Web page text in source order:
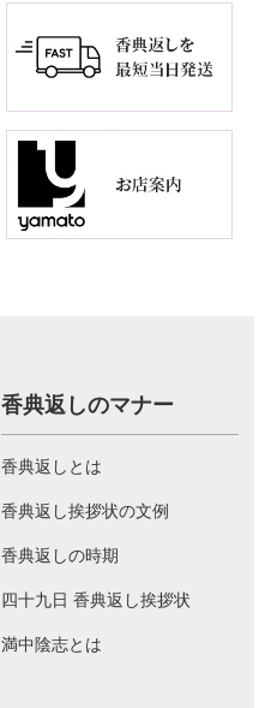
香典返しのマナー
香典返しとは
香典返し挨拶状の文例
香典返しの時期
四十九日 香典返し挨拶状
満中陰志とは